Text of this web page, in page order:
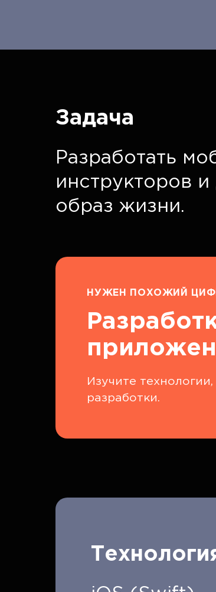
Задача
Разработать
инструкторов
образ жизни.
НУЖЕН ПОХОЖИЙ
Изучите
разработки.